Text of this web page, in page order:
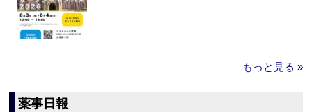
もっと見る »
薬事日報